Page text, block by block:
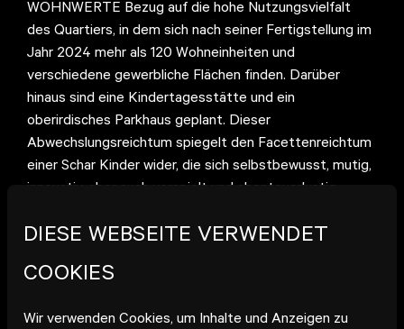
DIESE WEBSEITE VERWENDET
COOKIES
Wir verwenden Cookies, um Inhalte und Anzeigen zu
WOHNWERTE Bezug auf die hohe Nutzungsvielfalt
des Quartiers, in dem sich nach seiner Fertigstellung im
Jahr 2024 mehr als 120 Wohneinheiten und
verschiedene gewerbliche Flächen finden. Darüber
hinaus sind eine Kindertagesstätte und ein
oberirdisches Parkhaus geplant. Dieser
Abwechslungsreichtum spiegelt den Facettenreichtum
einer Schar Kinder wider, die sich selbstbewusst, mutig,
innovativ, aber auch verspielt und abenteuerlustig
durch die außergewöhnliche Erscheinung mit grünen
Höhenstaffelung der einzelnen Gebäude aufgegriffen.
Perspektiven, sondern auch eine enorme